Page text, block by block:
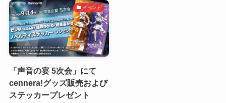
イベント
「声音の宴 5次会」にて
cennera!グッズ販売および
ステッカープレゼント